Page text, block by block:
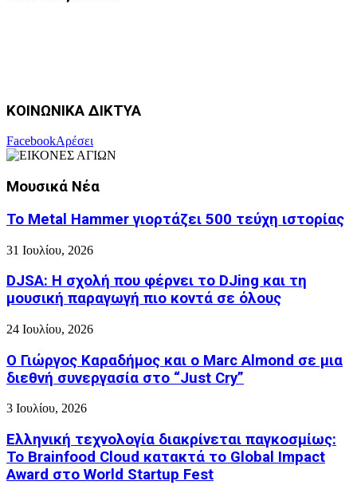
ΚΟΙΝΩΝΙΚΑ ΔΙΚΤΥΑ
FacebookΑρέσει
Μουσικά Νέα
Το Metal Hammer γιορτάζει 500 τεύχη ιστορίας
31 Ιουλίου, 2026
DJSA: Η σχολή που φέρνει το DJing και τη
μουσική παραγωγή πιο κοντά σε όλους
24 Ιουλίου, 2026
Ο Γιώργος Καραδήμος και ο Marc Almond σε μια
διεθνή συνεργασία στο “Just Cry”
3 Ιουλίου, 2026
Ελληνική τεχνολογία διακρίνεται παγκοσμίως:
Το Brainfood Cloud κατακτά το Global Impact
Award στο World Startup Fest